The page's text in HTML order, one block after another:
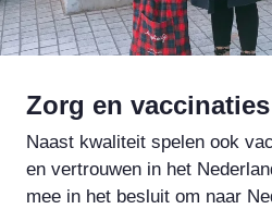
Zorg en vaccinaties
Naast kwaliteit spelen ook
en vertrouwen in het
mee in het besluit om naar